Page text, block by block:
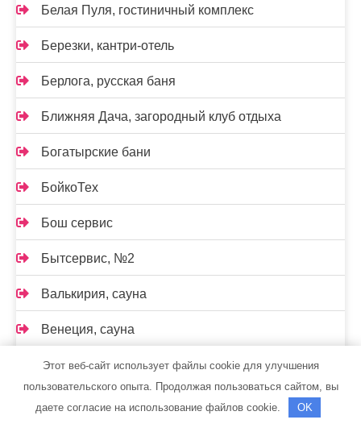
Белая Пуля, гостиничный комплекс
Березки, кантри-отель
Берлога, русская баня
Ближняя Дача, загородный клуб отдыха
Богатырские бани
БойкоТех
Бош сервис
Бытсервис, №2
Валькирия, сауна
Венеция, сауна
Византия, компания по продаже дверей из
массива ольхи, сосны и натурального шпона дуба
Этот веб-сайт использует файлы cookie для улучшения
пользовательского опыта. Продолжая пользоваться сайтом, вы
даете согласие на использование файлов cookie.
OK